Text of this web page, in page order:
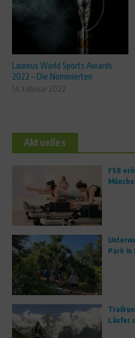
Laureus World Sports Awards
2022 – Die Nominierten
14. Februar 2022
Aktuelles
FS8
Park in
Läufer